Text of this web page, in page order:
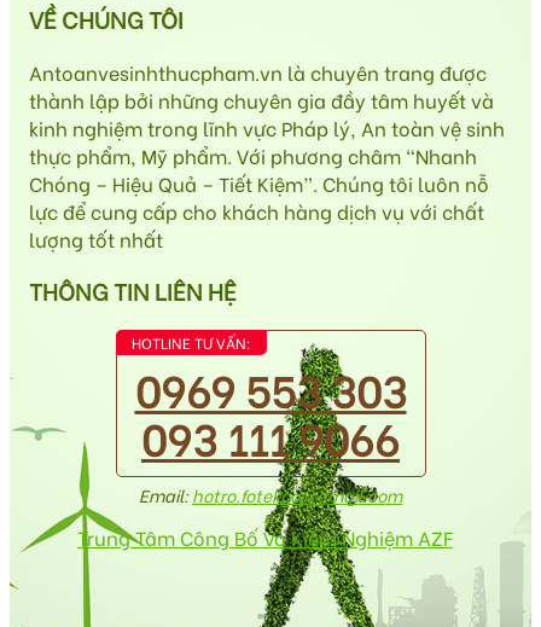
VỀ CHÚNG TÔI
Antoanvesinhthucpham.vn là chuyên trang được
thành lập bởi những chuyên gia đầy tâm huyết và
kinh nghiệm trong lĩnh vực Pháp lý, An toàn vệ sinh
thực phẩm, Mỹ phẩm. Với phương châm “Nhanh
Chóng – Hiệu Quả – Tiết Kiệm”. Chúng tôi luôn nỗ
lực để cung cấp cho khách hàng dịch vụ với chất
lượng tốt nhất
THÔNG TIN LIÊN HỆ
HOTLINE TƯ VẤN:
0969 553 303
093 111 9066
Email:hotro.fotekco@gmail.com
Trung Tâm Công Bố Và Kiểm Nghiệm AZF